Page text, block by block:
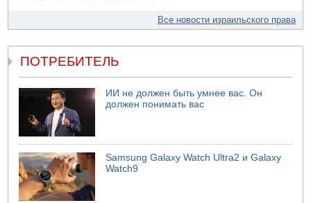
Все новости израильского права
ПОТРЕБИТЕЛЬ
ИИ не должен быть умнее вас. Он
должен понимать вас
Samsung Galaxy Watch Ultra2 и Galaxy
Watch9